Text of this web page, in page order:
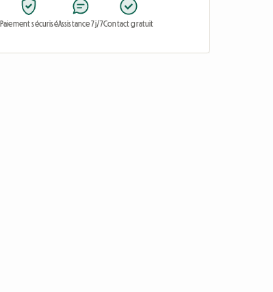
Paiement sécuriséAssistance 7j/7Contact gratuit